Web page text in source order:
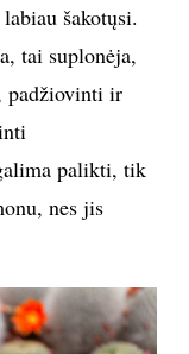
šakotųsi.
tai suplonėja,
padžiovinti ir
palikti, tik
nes jis